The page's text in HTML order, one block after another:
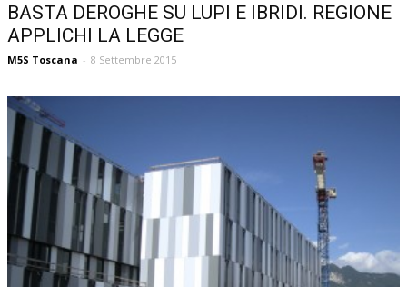
BASTA DEROGHE SU LUPI E IBRIDI. REGIONE
APPLICHI LA LEGGE
M5S Toscana - 8 Settembre 2015